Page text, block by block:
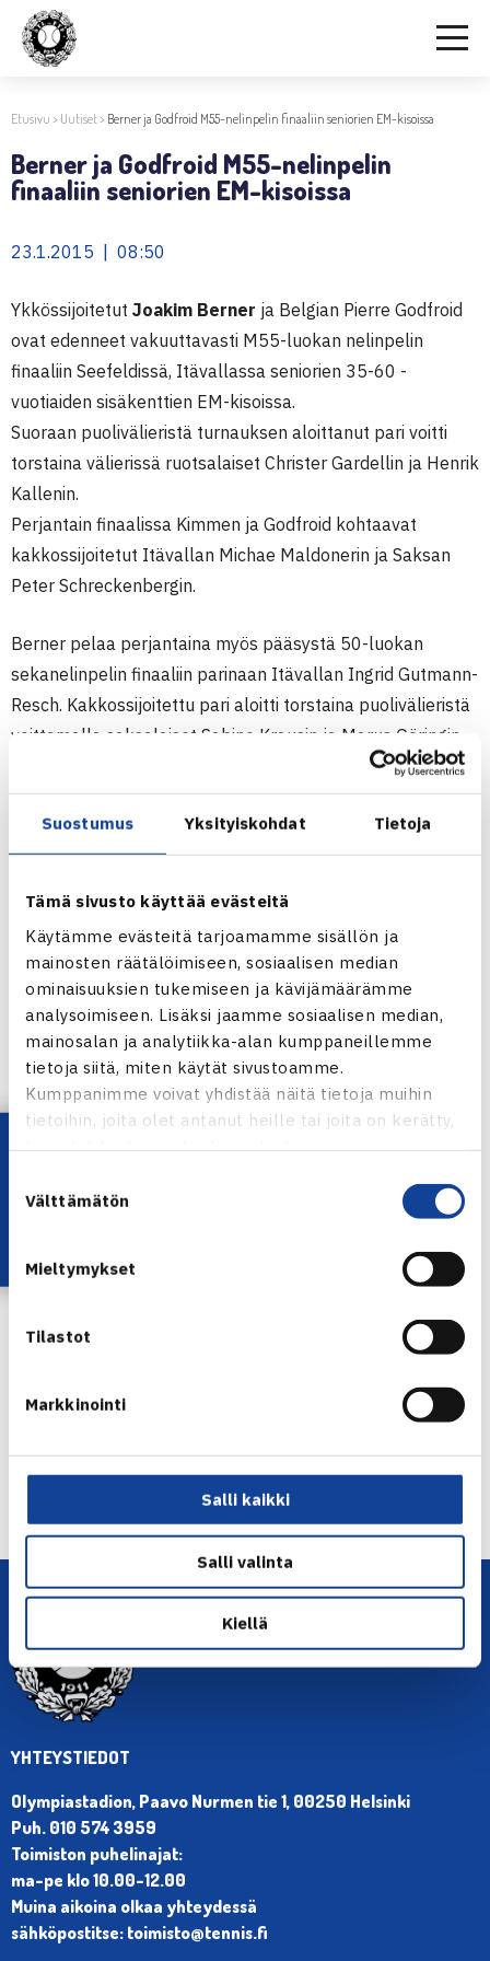
Suostumus Yksityiskohdat Tietoja
Tämä sivusto käyttää evästeitä
Käytämme evästeitä tarjoamamme sisällön ja
mainosten räätälöimiseen, sosiaalisen median
ominaisuuksien tukemiseen ja kävijämäärämme
analysoimiseen. Lisäksi jaamme sosiaalisen median,
mainosalan ja analytiikka-alan kumppaneillemme
tietoja siitä, miten käytät sivustoamme.
Kumppanimme voivat yhdistää näitä tietoja muihin
tietoihin, joita olet antanut heille tai joita on kerätty,
kun olet käyttänyt heidän palvelujaan.
valinta
Välttämätön
Mieltymykset
Tilastot
Markkinointi
Salli kaikki
Salli valinta
Kiellä
Etusivu > Uutiset> Berner ja Godfroid M55-nelinpelin finaaliin seniorien EM-kisoissa
Berner ja Godfroid M55-nelinpelin
finaaliin seniorien EM-kisoissa
23.1.2015 | 08:50
Ykkössijoitetut Joakim Berner ja Belgian Pierre Godfroid
ovat edenneet vakuuttavasti M55-luokan nelinpelin
finaaliin Seefeldissä, Itävallassa seniorien 35-60 -
vuotiaiden sisäkenttien EM-kisoissa.
Suoraan puolivälieristä turnauksen aloittanut pari voitti
torstaina välierissä ruotsalaiset Christer Gardellin ja Henrik
Kallenin.
Perjantain finaalissa Kimmen ja Godfroid kohtaavat
kakkossijoitetut Itävallan Michae Maldonerin ja Saksan
Peter Schreckenbergin.
Berner pelaa perjantaina myös pääsystä 50-luokan
sekanelinpelin finaaliin parinaan Itävallan Ingrid Gutmann-
Resch. Kakkossijoitettu pari aloitti torstaina puolivälieristä
voittamalla saksalaiset Sabine Krausin ja Marus Göringin.
Välierissä heillä on vastassaan Hollannin Carole de Bruin
ja Itävallan Hans Handl.
Seniorien 35-60v sisäkenttien EM-kisat 2015
Nelinpeli
Välieriä: Joakim Berner/Pierre Godfroid Belgia (1.) –
Christer Gardell/Henrik Kallen Ruotsi 63 63
M/N50
Sekanelinpeli
Puolivälieriä: Ingrid Gutmann-Resch Itävalta/Joakim
Berner (2.) – Sabine Kraus/Marcus Göring Saksa 61 62
Jaa:
← Edellinen
Seuraava uutinen: Ella Haavisto TE14-finaaliin…
Lataa OmaTennis!
YHTEYSTIEDOT
Olympiastadion, Paavo Nurmen tie 1, 00250 Helsinki
Puh. 010 574 3959
Toimiston puhelinajat:
ma-pe klo 10.00-12.00
Muina aikoina olkaa yhteydessä
sähköpostitse: toimisto@tennis.fi